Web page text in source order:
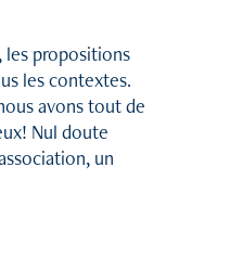
les propositions
les contextes.
avons tout de
Nul doute
un